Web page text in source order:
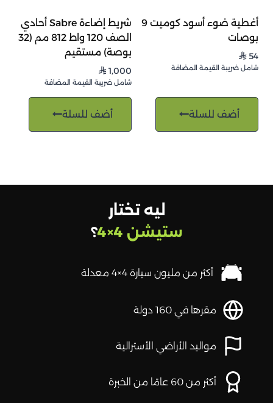
أغطية ضوء أسود كوميت 9
بوصات
⃁54
شامل ضريبة القيمة المضافة
أضف للسلة
شريط إضاءة Sabre أحادي
الصف 120 واط 812 مم (32
بوصة) مستقيم
⃁1,000
شامل ضريبة القيمة المضافة
أضف للسلة
ليه تختار
ستيشن 4×4
؟
أكثر من مليون سيارة 4×4 معدلة
مقرها في 160 دولة
مواليد الأراضي الأسترالية
أكثر من 60 عامًا من الخبرة